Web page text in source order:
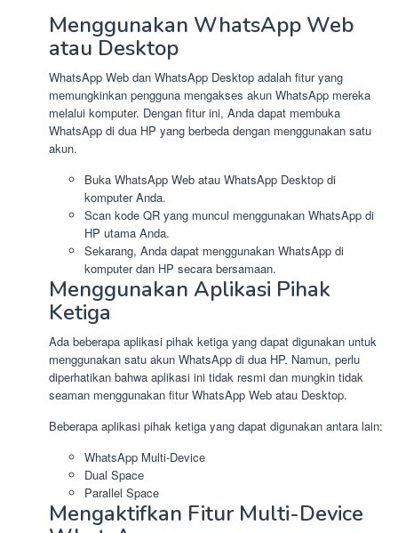
Menggunakan WhatsApp Web
atau Desktop
WhatsApp Web dan WhatsApp Desktop adalah fitur yang
memungkinkan pengguna mengakses akun WhatsApp mereka
melalui komputer. Dengan fitur ini, Anda dapat membuka
WhatsApp di dua HP yang berbeda dengan menggunakan satu
akun.
Buka WhatsApp Web atau WhatsApp Desktop di
komputer Anda.
Scan kode QR yang muncul menggunakan WhatsApp di
HP utama Anda.
Sekarang, Anda dapat menggunakan WhatsApp di
komputer dan HP secara bersamaan.
Menggunakan Aplikasi Pihak
Ketiga
Ada beberapa aplikasi pihak ketiga yang dapat digunakan untuk
menggunakan satu akun WhatsApp di dua HP. Namun, perlu
diperhatikan bahwa aplikasi ini tidak resmi dan mungkin tidak
seaman menggunakan fitur WhatsApp Web atau Desktop.
Beberapa aplikasi pihak ketiga yang dapat digunakan antara lain:
WhatsApp Multi-Device
Dual Space
Parallel Space
Mengaktifkan Fitur Multi-Device